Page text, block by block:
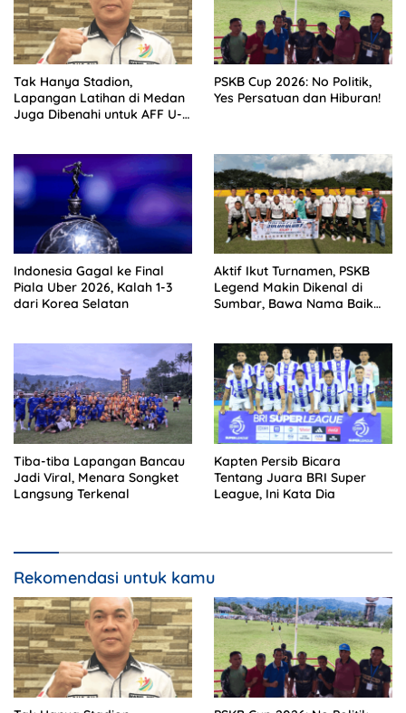
Tak Hanya Stadion,
Lapangan Latihan di Medan
Juga Dibenahi untuk AFF U-
PSKB Cup 2026: No Politik,
Yes Persatuan dan Hiburan!
Indonesia Gagal ke Final
Piala Uber 2026, Kalah 1-3
dari Korea Selatan
Aktif Ikut Turnamen, PSKB
Legend Makin Dikenal di
Sumbar, Bawa Nama Baik
Tiba-tiba Lapangan Bancau
Jadi Viral, Menara Songket
Langsung Terkenal
Kapten Persib Bicara
Tentang Juara BRI Super
League, Ini Kata Dia
Rekomendasi untuk kamu